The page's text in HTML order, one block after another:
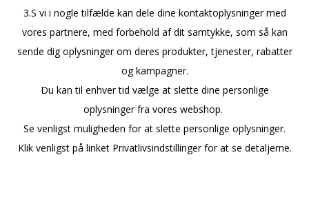
3.S vi i nogle tilfælde kan dele dine kontaktoplysninger med
vores partnere, med forbehold af dit samtykke, som så kan
sende dig oplysninger om deres produkter, tjenester, rabatter
og kampagner.
Du kan til enhver tid vælge at slette dine personlige
oplysninger fra vores webshop.
Se venligst muligheden for at slette personlige oplysninger.
Klik venligst på linket Privatlivsindstillinger for at se detaljerne.